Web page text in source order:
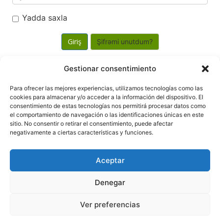
Gestionar consentimiento
Para ofrecer las mejores experiencias, utilizamos tecnologías como las
cookies para almacenar y/o acceder a la información del dispositivo. El
consentimiento de estas tecnologías nos permitirá procesar datos como
el comportamiento de navegación o las identificaciones únicas en este
sitio. No consentir o retirar el consentimiento, puede afectar
negativamente a ciertas características y funciones.
Aceptar
Denegar
Ver preferencias
Yadda saxla
Şifrəmi unutdum?
Powered byWHMCompleteSolution
Copyright © 2026 Provision Apps. All Rights
WordPress and WHMCS integration by
Términos y Condiciones
Política de cookies
Políticas de Redes Sociales